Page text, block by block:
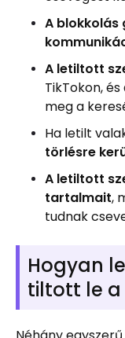
A
A letiltott
TikTokon,
meg a
Ha letilt
törlésre
A letiltott
tartalmait,
tudnak
Hogyan
tiltott le a